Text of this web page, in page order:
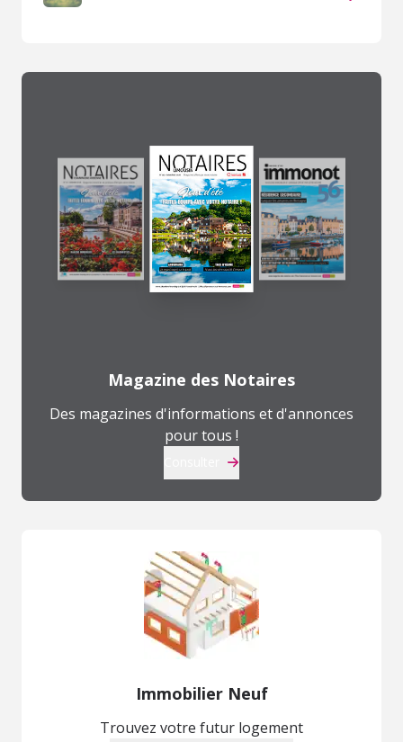
Magazine des Notaires
Des magazines d'informations et d'annonces
pour tous !
Immobilier Neuf
Trouvez votre futur logement